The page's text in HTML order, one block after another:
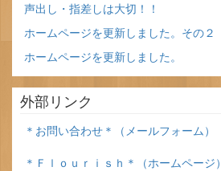
声出し・指差しは大切！！
ホームページを更新しました。その２
ホームページを更新しました。
外部リンク
＊お問い合わせ＊（メールフォーム）
＊Ｆｌｏｕｒｉｓｈ＊（ホームページ）